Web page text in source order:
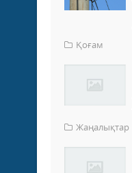
Қоғам
Жаңалықтар